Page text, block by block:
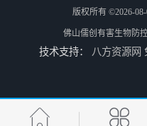
顺德北活
版权所有 ©2026-
佛山儒创有害生物防
技术支持： 八方资源网